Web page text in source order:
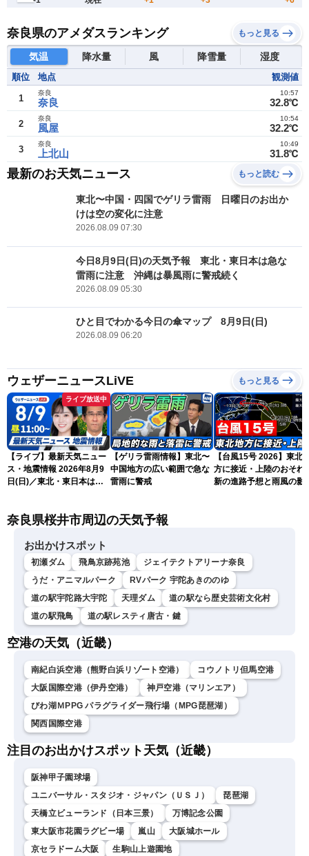
奈良県のアメダスランキング もっと見る
気温 降水量 風 降雪量 湿度
順位 地点 観測値
1 奈良
奈良
32.8℃
10:57
2 風屋
奈良
32.2℃
10:54
3 上北山
奈良
31.8℃
10:49
最新のお天気ニュース もっと読む
東北〜中国・四国でゲリラ雷雨 日曜日のお出か
けは空の変化に注意
2026.08.09 07:30
今日8月9日(日)の天気予報 東北・東日本は急な
雷雨に注意 沖縄は暴風雨に警戒続く
2026.08.09 05:30
ひと目でわかる今日の傘マップ 8月9日(日)
2026.08.09 06:20
ウェザーニュースLiVE もっと見る
ライブ放送中
【ライブ】最新天気ニュー
ス・地震情報 2026年8月9
日(日)／東北・東日本は急
ム・青原桃香／山口剛央〉
【ゲリラ雷雨情報】東北〜
中国地方の広い範囲で急な
雷雨に警戒
【台風15号 2026】東北
方に接近・上陸のおそれ
新の進路予想と雨風の影
奈良県桜井市周辺の天気予報
お出かけスポット
初瀬ダム 飛鳥京跡苑池
ジェイテクトアリーナ奈良
うだ・アニマルパーク
RVパーク 宇陀あきののゆ
道の駅宇陀路大宇陀
天理ダム
道の駅なら歴史芸術文化村
道の駅飛鳥
道の駅レスティ唐古・鍵
空港の天気（近畿）
南紀白浜空港（熊野白浜リゾート空港）
コウノトリ但馬空港
大阪国際空港（伊丹空港）
神戸空港（マリンエア）
びわ湖ＭPPG パラグライダー飛行場（MPG琵琶湖）
関西国際空港
注目のお出かけスポット天気（近畿）
阪神甲子園球場
ユニバーサル・スタジオ・ジャパン（ＵＳＪ）
琵琶湖
天橋立ビューランド（日本三景）
万博記念公園
東大阪市花園ラグビー場
嵐山
大阪城ホール
京セラドーム大阪
生駒山上遊園地